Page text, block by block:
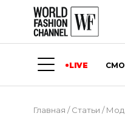
LIVE
Главная /Статьи /